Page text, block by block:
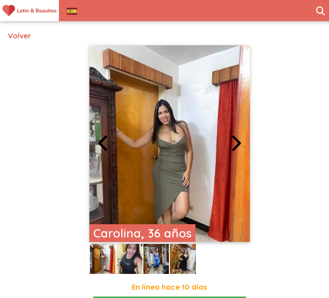
Volver
Carolina, 36 años
En línea hace 10 días